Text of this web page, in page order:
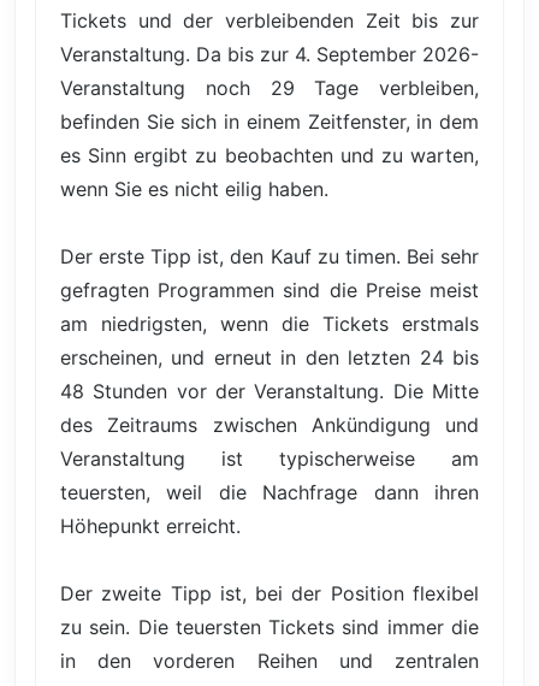
Tickets und der verbleibenden Zeit bis zur
Veranstaltung. Da bis zur 4. September 2026-
Veranstaltung noch 29 Tage verbleiben,
befinden Sie sich in einem Zeitfenster, in dem
es Sinn ergibt zu beobachten und zu warten,
wenn Sie es nicht eilig haben.
Der erste Tipp ist, den Kauf zu timen. Bei sehr
gefragten Programmen sind die Preise meist
am niedrigsten, wenn die Tickets erstmals
erscheinen, und erneut in den letzten 24 bis
48 Stunden vor der Veranstaltung. Die Mitte
des Zeitraums zwischen Ankündigung und
Veranstaltung ist typischerweise am
teuersten, weil die Nachfrage dann ihren
Höhepunkt erreicht.
Der zweite Tipp ist, bei der Position flexibel
zu sein. Die teuersten Tickets sind immer die
in den vorderen Reihen und zentralen